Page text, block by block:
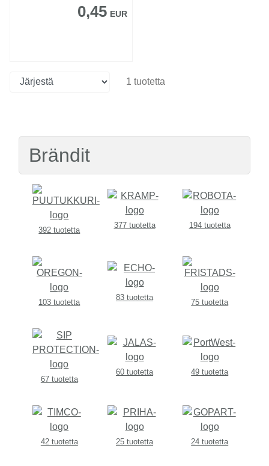
0,45 EUR
1 tuotetta
Brändit
392 tuotetta
377 tuotetta 194 tuotetta
103 tuotetta
83 tuotetta
75 tuotetta
67 tuotetta
60 tuotetta 49 tuotetta
42 tuotetta 25 tuotetta 24 tuotetta